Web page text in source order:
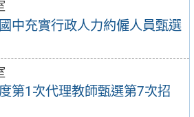
中充實行政人力約僱人員甄選
第1次代理教師甄選第7次招